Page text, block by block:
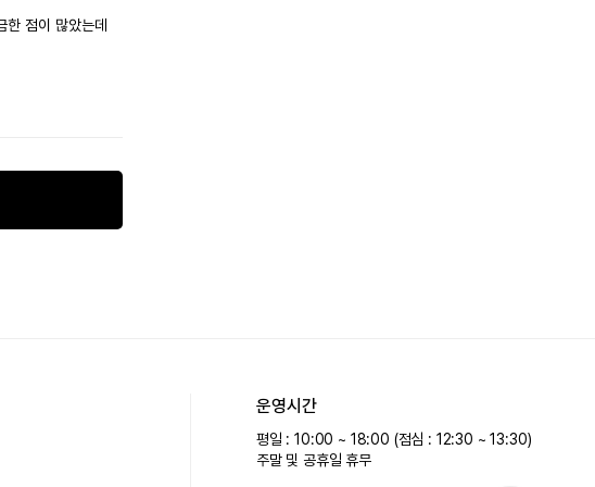
점이 많았는데
운영시간
평일 : 10:00 ~ 18:00 (점심 : 12:30 ~ 13:30)
주말 및 공휴일 휴무